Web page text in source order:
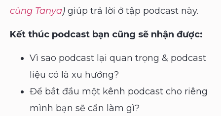
cùng Tanya) giúp trả lời ở tập podcast này.
Kết thúc podcast bạn cũng sẽ nhận được:
Vì sao podcast lại quan trọng & podcast
liệu có là xu hướng?
Để bắt đầu một kênh podcast cho riêng
mình bạn sẽ cần làm gì?